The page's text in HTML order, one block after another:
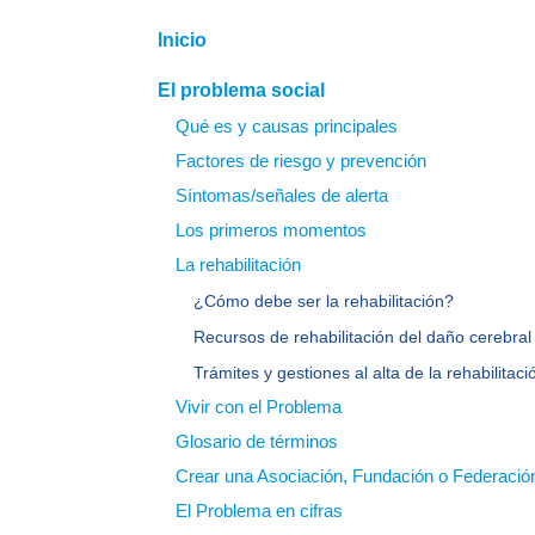
Inicio
El problema social
Qué es y causas principales
Factores de riesgo y prevención
Síntomas/señales de alerta
Los primeros momentos
La rehabilitación
¿Cómo debe ser la rehabilitación?
Recursos de rehabilitación del daño cerebral
Trámites y gestiones al alta de la
Vivir con el Problema
Glosario de términos
Crear una Asociación, Fundación o
El Problema en cifras